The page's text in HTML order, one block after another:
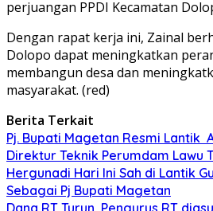
perjuangan PPDI Kecamatan
Dengan rapat kerja ini, Zainal
Dolopo dapat meningkatkan
membangun desa dan
masyarakat. (red)
Berita Terkait
Pj. Bupati Magetan Resmi Lantik
Direktur Teknik Perumdam Lawu
Hergunadi Hari Ini Sah di Lantik
Sebagai Pj Bupati Magetan
Dana RT Turun, Pengurus RT